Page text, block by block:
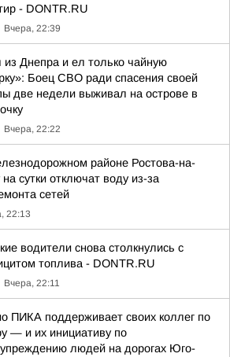
- DONTR.RU
Вчера, 22:39
из Днепра и ел только чайную
Боец СВО ради спасения своей
две недели выживал на острове в
Вчера, 22:22
районе Ростова-на-
сутки отключат воду из-за
сетей
22:13
водители снова столкнулись с
топлива - DONTR.RU
Вчера, 22:11
ПИКА поддерживает своих коллег по
— и их инициативу по
людей на дорогах Юго-